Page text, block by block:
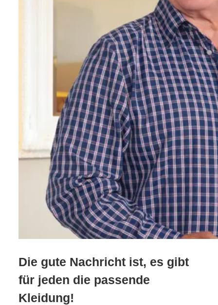
Die gute Nachricht ist, es gibt
für jeden die passende
Kleidung!